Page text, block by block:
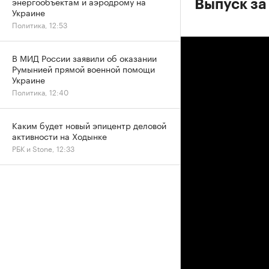
Выпуск
Украине
Политика, 12:53
В МИД России заявили об оказании
Румынией прямой военной помощи
Украине
Политика, 12:40
Каким будет новый эпицентр деловой
активности на Ходынке
РБК и Stone, 12:33